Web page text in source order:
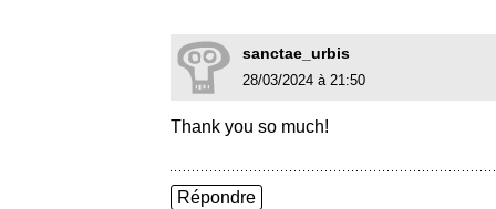
sanctae_urbis
28/03/2024 à 21:50
Thank you so much!
Répondre